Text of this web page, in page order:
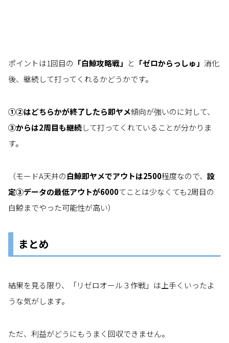
ポイントは1回目の 「白鯨攻略戦」 と 「ゼロからっしゅ」 消化
後、継続して打ってくれるかどうかです。
①②はどちらかが終了したら即ヤメ傾向が強いのに対して、
③からは2周目も継続して打ってくれていることが分かりま
す。
（モードA天井の白鯨即ヤメでアウトは2500程度なので、 設
定③データの最低アウトが6000てことは少なくても2周目の
白鯨までやった可能性が高い）
まとめ
結果を見る限り、「リゼロオール３作戦」は上手くいったよ
うな気がします。
ただ、利益がどうにもうまく回収できません。